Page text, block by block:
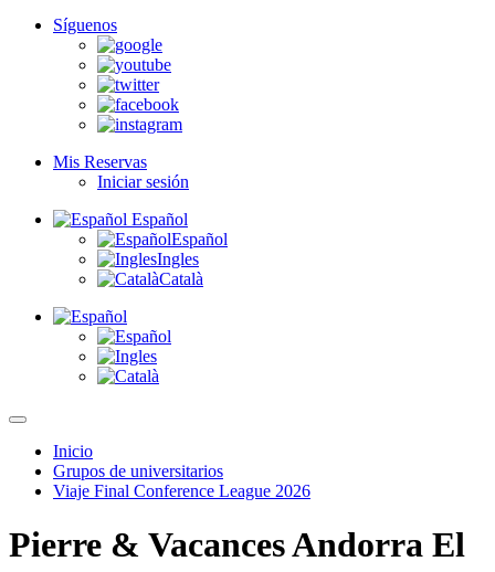
Síguenos
Mis Reservas
Iniciar sesión
Español
Español
Ingles
Català
Inicio
Grupos de universitarios
Viaje Final Conference League 2026
Pierre & Vacances Andorra El